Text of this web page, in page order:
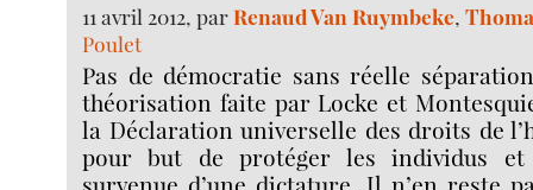
11 avril 2012, parRenaud Van Ruymbeke,
Poulet
Pas de démocratie sans réelle
théorisation faite par Locke et
la Déclaration universelle des droits de
pour but de protéger les individus